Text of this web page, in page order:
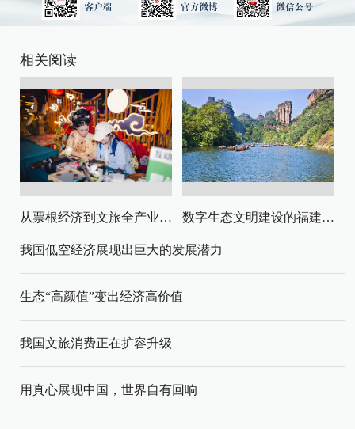
相关阅读
从票根经济到文旅全产业链升级 数字生态文明建设的福建路径与启示
我国低空经济展现出巨大的发展潜力
生态“高颜值”变出经济高价值
我国文旅消费正在扩容升级
用真心展现中国，世界自有回响